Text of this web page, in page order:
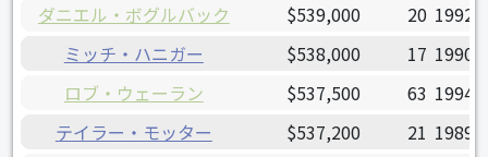
ダニエル・ボグルバック
$539,000 20 1992/
ミッチ・ハニガー
$538,000 17 1990/
ロブ・ウェーラン
$537,500 63 1994/
テイラー・モッター
$537,200 21 1989/